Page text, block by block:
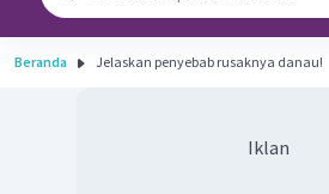
Beranda Jelaskan penyebab rusaknya danau!
Iklan